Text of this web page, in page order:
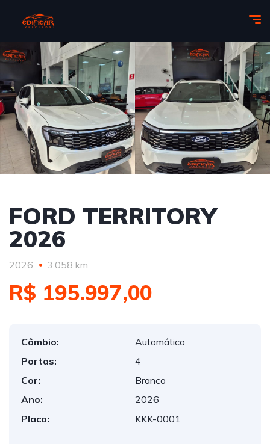
FORD TERRITORY
2026
2026 3.058 km
R$ 195.997,00
Câmbio:
Automático
Portas:
4
Cor:
Branco
Ano:
2026
Placa:
KKK-0001